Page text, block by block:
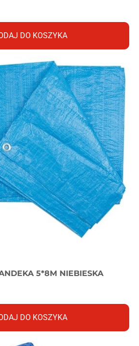
DO KOSZYKA
5*8M NIEBIESKA
DO KOSZYKA